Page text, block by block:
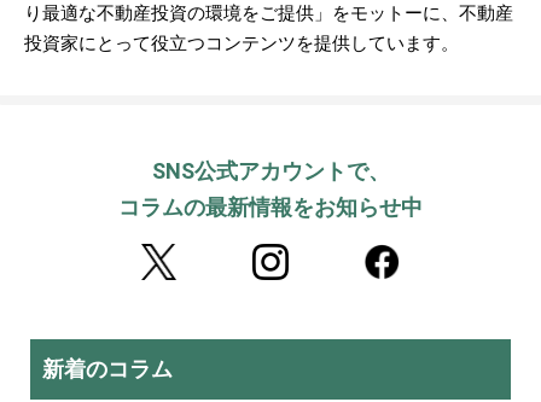
り最適な不動産投資の環境をご提供」をモットーに、不動産
投資家にとって役立つコンテンツを提供しています。
SNS公式アカウントで、
コラムの最新情報をお知らせ中
新着のコラム